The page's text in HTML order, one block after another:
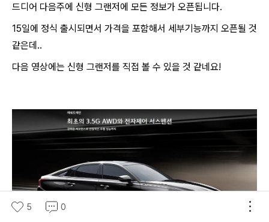
드디어 ​다음주에 신형 그랜저에 모든 정보가 오픈됩니다.
15일에 정식 출시되면서 가격을 포함해서 세부기능까지 오픈될 것
같은데..
다음 영상에는 신형 그랜저를 직접 볼 수 있을 것 같네요!
5 0